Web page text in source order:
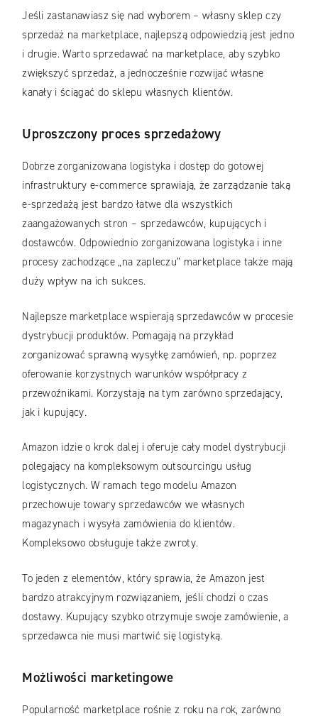
Jeśli zastanawiasz się nad wyborem – własny sklep czy
sprzedaż na marketplace, najlepszą odpowiedzią jest jedno
i drugie. Warto sprzedawać na marketplace, aby szybko
zwiększyć sprzedaż, a jednocześnie rozwijać własne
kanały i ściągać do sklepu własnych klientów.
Uproszczony proces sprzedażowy
Dobrze zorganizowana logistyka i dostęp do gotowej
infrastruktury e-commerce sprawiają, że zarządzanie taką
e-sprzedażą jest bardzo łatwe dla wszystkich
zaangażowanych stron – sprzedawców, kupujących i
dostawców. Odpowiednio zorganizowana logistyka i inne
procesy zachodzące „na zapleczu” marketplace także mają
duży wpływ na ich sukces.
Najlepsze marketplace wspierają sprzedawców w procesie
dystrybucji produktów. Pomagają na przykład
zorganizować sprawną wysyłkę zamówień, np. poprzez
oferowanie korzystnych warunków współpracy z
przewoźnikami. Korzystają na tym zarówno sprzedający,
jak i kupujący.
Amazon idzie o krok dalej i oferuje cały model dystrybucji
polegający na kompleksowym outsourcingu usług
logistycznych. W ramach tego modelu Amazon
przechowuje towary sprzedawców we własnych
magazynach i wysyła zamówienia do klientów.
Kompleksowo obsługuje także zwroty.
To jeden z elementów, który sprawia, że Amazon jest
bardzo atrakcyjnym rozwiązaniem, jeśli chodzi o czas
dostawy. Kupujący szybko otrzymuje swoje zamówienie, a
sprzedawca nie musi martwić się logistyką.
Możliwości marketingowe
Popularność marketplace rośnie z roku na rok, zarówno